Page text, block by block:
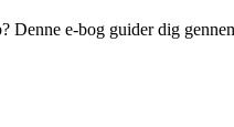
e-bog guider dig